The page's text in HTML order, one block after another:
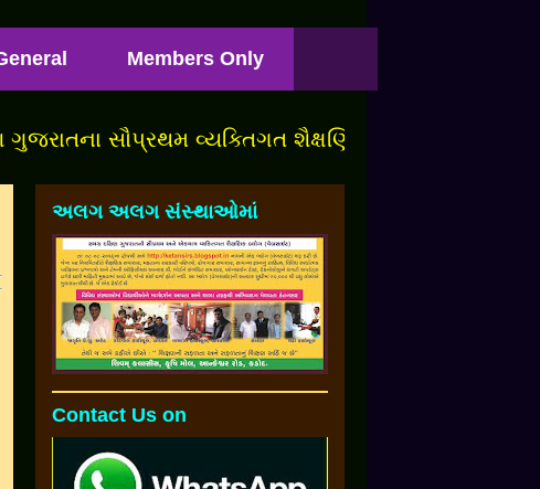
Members Only
સૌપ્રથમ વ્યક્તિગત શૈક્ષણિક બ્લોગમાં આપનુંં
અલગ અલગ સંસ્થાઓમાં
Contact Us on